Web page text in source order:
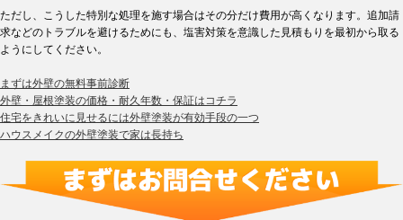
ただし、こうした特別な処理を施す場合はその分だけ費用が高くなります。追加請
求などのトラブルを避けるためにも、塩害対策を意識した見積もりを最初から取る
ようにしてください。
まずは外壁の無料事前診断
外壁・屋根塗装の価格・耐久年数・保証はコチラ
住宅をきれいに見せるには外壁塗装が有効手段の一つ
ハウスメイクの外壁塗装で家は長持ち